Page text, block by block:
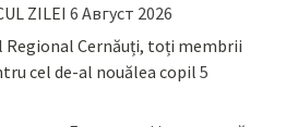
ZILEI 6 Август 2026
Regional Cernăuți, toți membrii
cel de-al nouălea copil 5